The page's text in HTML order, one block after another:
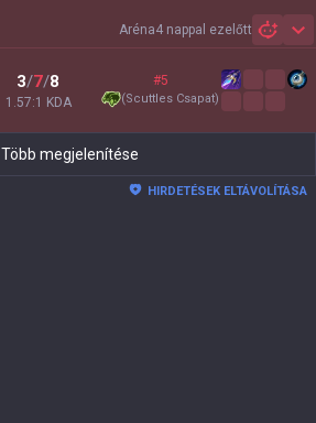
Aréna4 nappal ezelőtt
3/7/8
1.57:1 KDA
#5
(Scuttles Csapat)
Több megjelenítése
HIRDETÉSEK ELTÁVOLÍTÁSA